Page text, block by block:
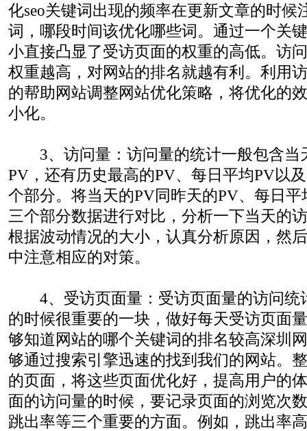
化seo关键词出现的频率在更新文章的时候
词，哪段时间该优化哪些词。通过一个关
小直接凸显了受访页面的权重的高低。访
权重越高，对网站的排名就越有利。利用
的帮助网站调整网站优化策略，将优化的
小化。
3、访问量：访问量的统计一般包含当
PV，还有历史最高的PV、每日平均PV以
个部分。将当天的PV同昨天的PV、每日
三个部分数据进行对比，分析一下当天的
根据波动情况的大小，认真分析原因，然
中注意相应的对策。
4、受访页面量：受访页面量的访问统
的时候很重要的一块，做好每天受访页面
够知道网站的哪个关键词的排名较高深圳
够通过搜索引擎迅速的找到我们的网站。
的页面，将这些页面优化好，提高用户的
面的访问量的时候，要记录页面的浏览次
跳出率等三个重要的方面。例如，跳出率